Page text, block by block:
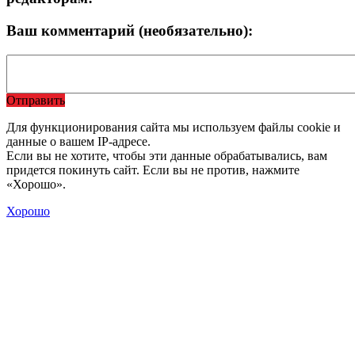
Ваш комментарий (необязательно):
Отправить
Для функционирования сайта мы используем файлы cookie и
данные о вашем IP-адресе.
Если вы не хотите, чтобы эти данные обрабатывались, вам
придется покинуть сайт. Если вы не против, нажмите
«Хорошо».
Хорошо